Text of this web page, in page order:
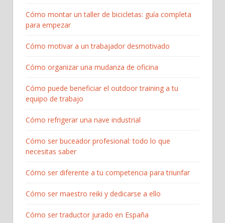
Cómo montar un taller de bicicletas: guía completa
para empezar​
Cómo motivar a un trabajador desmotivado
Cómo organizar una mudanza de oficina
Cómo puede beneficiar el outdoor training a tu
equipo de trabajo
Cómo refrigerar una nave industrial
Cómo ser buceador profesional: todo lo que
necesitas saber
Cómo ser diferente a tu competencia para triunfar
Cómo ser maestro reiki y dedicarse a ello
Cómo ser traductor jurado en España